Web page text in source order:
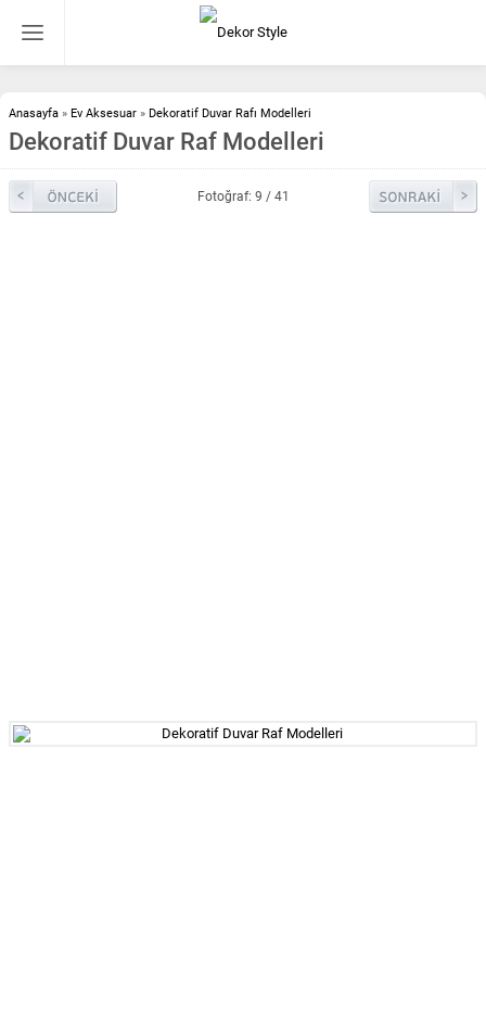
Anasayfa » Ev Aksesuar » Dekoratif Duvar Rafı Modelleri
Dekoratif Duvar Raf Modelleri
Fotoğraf: 9 / 41